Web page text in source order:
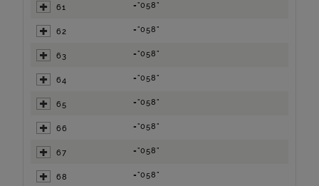
61 ="058"
62 ="058"
63 ="058"
64 ="058"
65 ="058"
66 ="058"
67 ="058"
68 ="058"